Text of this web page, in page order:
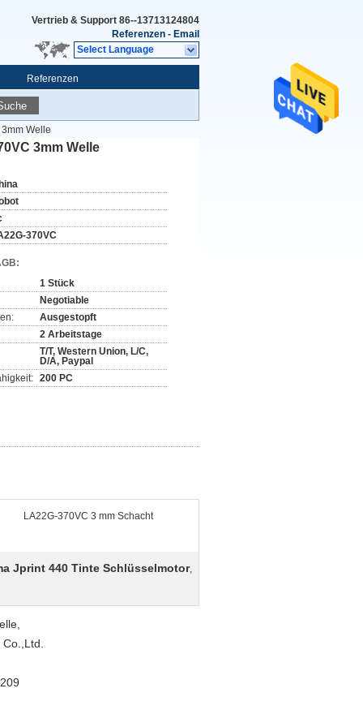
Vertrieb & Support 86--13713124804
Referenzen - Email
Select Language
Referenzen
Welle
3mm Welle
370VC
1 Stück
Negotiable
Ausgestopft
2 Arbeitstage
T/T, Western Union, L/C,
D/A, Paypal
200 PC
LA22G-370VC 3 mm Schacht
Jprint 440 Tinte Schlüsselmotor,